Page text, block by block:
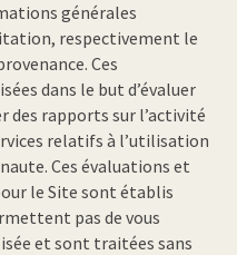
générales
respectivement le
Ces
dans le but d’évaluer
des rapports sur l’activité
relatifs à l’utilisation
Ces évaluations et
le Site sont établis
pas de vous
et sont traitées sans